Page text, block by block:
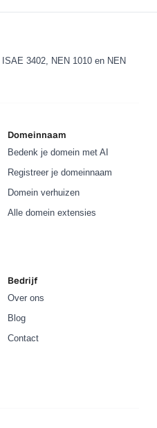
3402, NEN 1010 en NEN
Domeinnaam
Bedenk je domein met AI
Registreer je domeinnaam
Domein verhuizen
Alle domein extensies
Bedrijf
Over ons
Blog
Contact